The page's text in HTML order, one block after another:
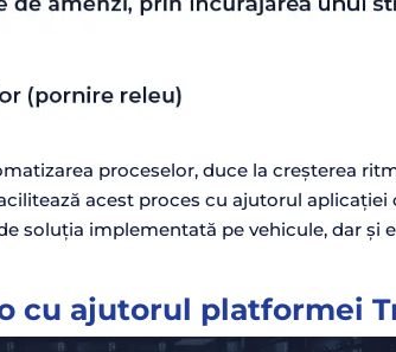
proceselor, duce la creșterea
acest proces cu ajutorul aplicației
soluția implementată pe vehicule, dar și
cu ajutorul platformei